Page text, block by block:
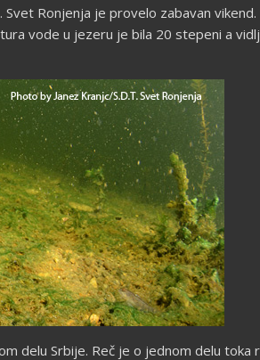
Ronjenja je provelo zabavan
vode u jezeru je bila 20 stepeni a
delu Srbije. Reč je o jednom delu toka